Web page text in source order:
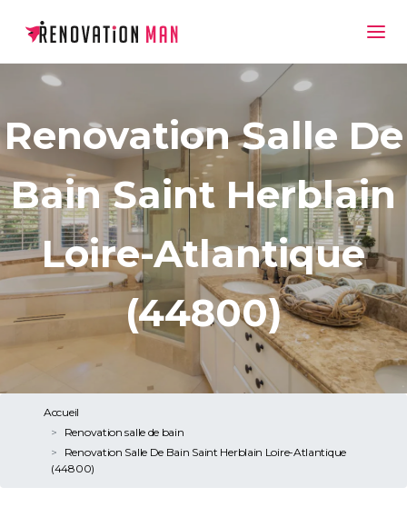
Renovation Salle De
Bain Saint Herblain
Loire-Atlantique
(44800)
Accueil
Renovation salle de bain
Renovation Salle De Bain Saint Herblain Loire-Atlantique
(44800)